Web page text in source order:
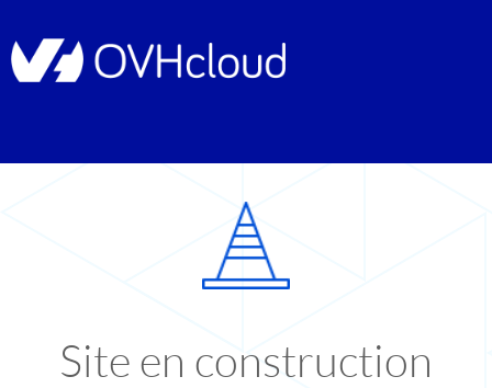
Site en construction